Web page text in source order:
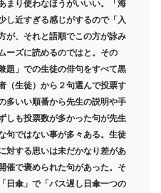
まり使わなほうがいいい。「海
し近すぎる感じがするので「入
が、それと語順でこの方が詠み
ーズに読めるのではと。その
題」での生徒の俳句をすべて黒
（生徒）から２句選んで投票す
多いい順番から先生の説明や手
しも投票数が多かった句が先生
句ではない事が多々ある。生徒
対する思いは未だかなり差があ
催で褒められた句があった。そ
日傘」で「バス遅し日傘一つの